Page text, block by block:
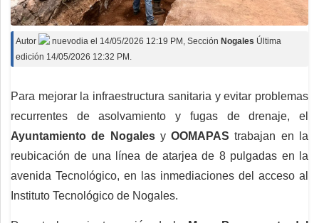
Autor nuevodia el 14/05/2026 12:19 PM , Sección Nogales Última
edición 14/05/2026 12:32 PM.
Para mejorar la infraestructura sanitaria y evitar problemas
recurrentes de asolvamiento y fugas de drenaje, el
Ayuntamiento de NogalesyOOMAPAS trabajan en la
reubicación de una línea de atarjea de 8 pulgadas en la
avenida Tecnológico, en las inmediaciones del acceso al
Instituto Tecnológico de Nogales.